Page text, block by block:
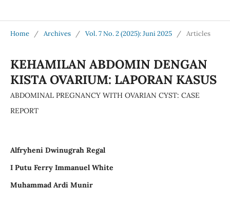
Home / Archives / Vol. 7 No. 2 (2025): Juni 2025 / Articles
KEHAMILAN ABDOMIN DENGAN
KISTA OVARIUM: LAPORAN KASUS
ABDOMINAL PREGNANCY WITH OVARIAN CYST: CASE
REPORT
Alfryheni Dwinugrah Regal
I Putu Ferry Immanuel White
Muhammad Ardi Munir